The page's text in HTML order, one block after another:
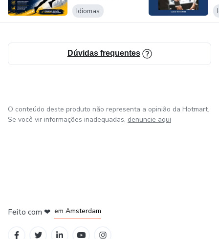
Idiomas
Dúvidas frequentes
O conteúdo deste produto não representa a opinião da Hotmart.
Se você vir informações inadequadas, denuncie aqui
Feito com ❤ em Amsterdam